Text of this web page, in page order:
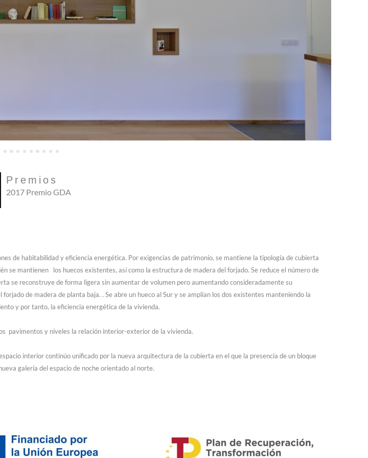
Premios
2017 Premio GDA
de habitabilidad y eficiencia energética. Por exigencias de patrimonio, se mantiene la tipología de cubierta
se mantienen los huecos existentes, así como la estructura de madera del forjado. Se reduce el número de
se reconstruye de forma ligera sin aumentar de volumen pero aumentando consideradamente su
de madera de planta baja. . Se abre un hueco al Sur y se amplían los dos existentes manteniendo la
y por tanto, la eficiencia energética de la vivienda.
pavimentos y niveles la relación interior-exterior de la vivienda.
interior continúo unificado por la nueva arquitectura de la cubierta en el que la presencia de un bloque
galería del espacio de noche orientado al norte.